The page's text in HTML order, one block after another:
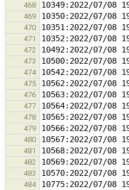
468
469
470
471
472
473
474
475
476
477
478
479
480
481
482
483
484